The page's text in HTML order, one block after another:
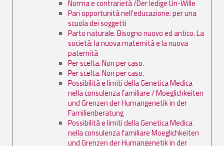
Norma e contrarietà /Der ledige Un-Wille
Pari opportunità nell'educazione: per una
scuola dei soggetti
Parto naturale. Bisogno nuovo ed antico. La
società: la nuova maternità e la nuova
paternità
Per scelta. Non per caso.
Per scelta. Non per caso.
Possibilità e limiti della Genetica Medica
nella consulenza familiare / Moeglichkeiten
und Grenzen der Humangenetik in der
Familienberatung
Possibilità e limiti della Genetica Medica
nella consulenza familiare Moeglichkeiten
und Grenzen der Humangenetik in der